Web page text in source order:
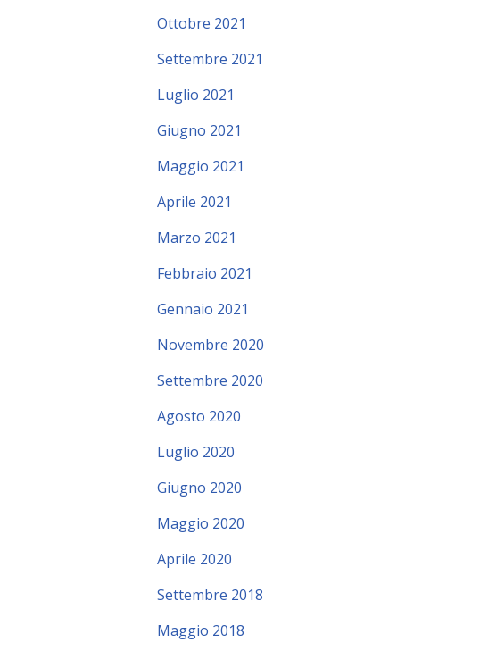
Ottobre 2021
Settembre 2021
Luglio 2021
Giugno 2021
Maggio 2021
Aprile 2021
Marzo 2021
Febbraio 2021
Gennaio 2021
Novembre 2020
Settembre 2020
Agosto 2020
Luglio 2020
Giugno 2020
Maggio 2020
Aprile 2020
Settembre 2018
Maggio 2018